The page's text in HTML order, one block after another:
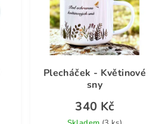
Plecháček - Květinové
sny
340 Kč